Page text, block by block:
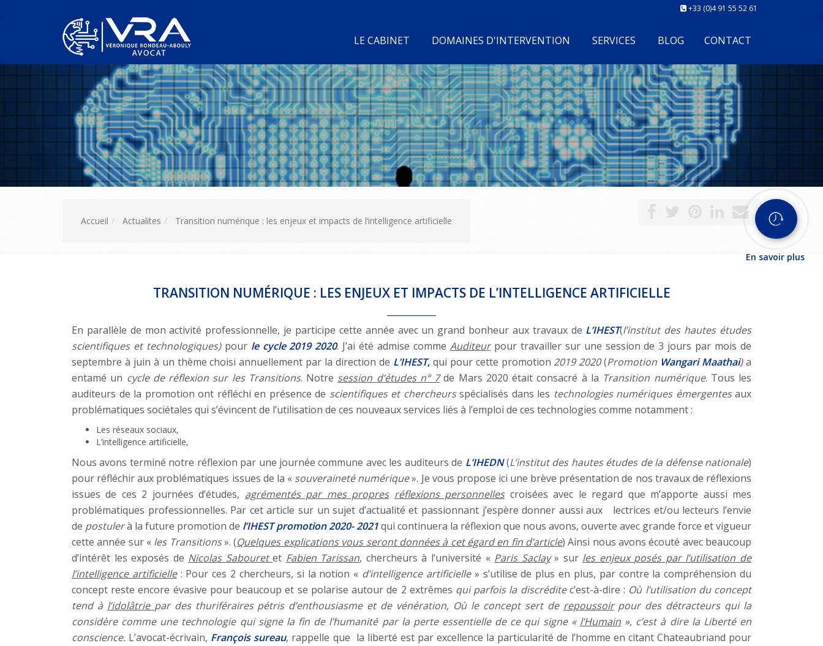
+33 (0)4 91 55 52 61
LE CABINET DOMAINES D'INTERVENTION SERVICES BLOG CONTACT
Accueil Actualites Transition numérique : les enjeux et impacts de l’intelligence artificielle
TRANSITION NUMÉRIQUE : LES ENJEUX ET IMPACTS DE L’INTELLIGENCE ARTIFICIELLE
En parallèle de mon activité professionnelle, je participe cette année avec un grand bonheur aux travaux de L’IHEST(l’institut des hautes études
scientifiques et technologiques)pour le cycle 2019 2020. J’ai été admise comme Auditeurpour travailler sur une session de 3 jours par mois de
septembre à juin à un thème choisi annuellement par la direction de L’IHEST,qui pour cette promotion 2019 2020(Promotion Wangari Maathai)a
entamé un cycle de réflexion sur les Transitions. Notre session d’études n° 7de Mars 2020 était consacré à la Transition numérique. Tous les
auditeurs de la promotion ont réfléchi en présence de scientifiques et chercheursspécialisés dans les technologies numériques émergentesaux
problématiques sociétales qui s’évincent de l’utilisation de ces nouveaux services liés à l’emploi de ces technologies comme notamment :
Les réseaux sociaux,
L’intelligence artificielle,
Nous avons terminé notre réflexion par une journée commune avec les auditeurs de L’IHEDN(L’institut des hautes études de la défense nationale)
pour réfléchir aux problématiques issues de la « souveraineté numérique». Je vous propose ici une brève présentation de nos travaux de réflexions
issues de ces 2 journées d’études, agrémentés par mes propres réflexions personnellescroisées avec le regard que m’apporte aussi mes
problématiques professionnelles. Par cet article sur un sujet d’actualité et passionnant j’espère donner aussi aux lectrices et/ou lecteurs l’envie
de postulerà la future promotion de l’IHEST promotion 2020- 2021qui continuera la réflexion que nous avons, ouverte avec grande force et vigueur
cette année sur « les Transitions». (Quelques explications vous seront données à cet égard en fin d’article) Ainsi nous avons écouté avec beaucoup
d’intérêt les exposés de Nicolas Sabouretet Fabien Tarissan, chercheurs à l’université « Paris Saclay» sur les enjeux posés par l’utilisation de
l’intelligence artificielle: Pour ces 2 chercheurs, si la notion « d’intelligence artificielle» s’utilise de plus en plus, par contre la compréhension du
concept reste encore évasive pour beaucoup et se polarise autour de 2 extrêmes qui parfois la discréditec’est-à-dire : Où l’utilisation du concept
tend à l’idolâtrie par des thuriféraires pétris d’enthousiasme et de vénération, Où le concept sert de repoussoirpour des détracteurs qui la
considère comme une technologie qui signe la fin de l’humanité par la perte essentielle de ce qui signe « l’Humain», c’est à dire la Liberté en
conscience. L’avocat-écrivain, François sureau, rappelle que la liberté est par excellence la particularité de l’homme en citant Chateaubriand pour
En savoir plus